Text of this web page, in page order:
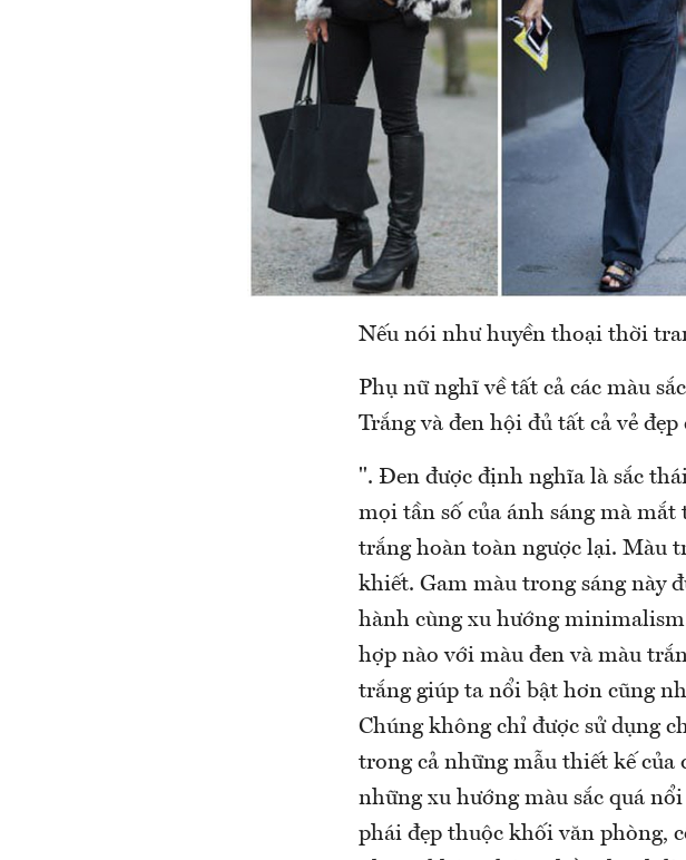
Nếu nói như huyền thoại thời
Phụ nữ nghĩ về tất cả các màu
Trắng và đen hội đủ tất cả vẻ
". Đen được định nghĩa là sắc
mọi tần số của ánh sáng mà
trắng hoàn toàn ngược lại. Màu
khiết. Gam màu trong sáng này
hành cùng xu hướng
hợp nào với màu đen và màu
trắng giúp ta nổi bật hơn cũng
Chúng không chỉ được sử dụng
trong cả những mẫu thiết kế
những xu hướng màu sắc quá
phái đẹp thuộc khối văn phòng,